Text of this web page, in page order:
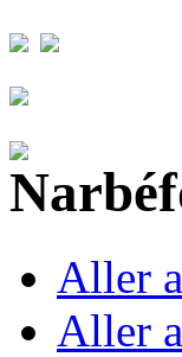
Aller
Aller